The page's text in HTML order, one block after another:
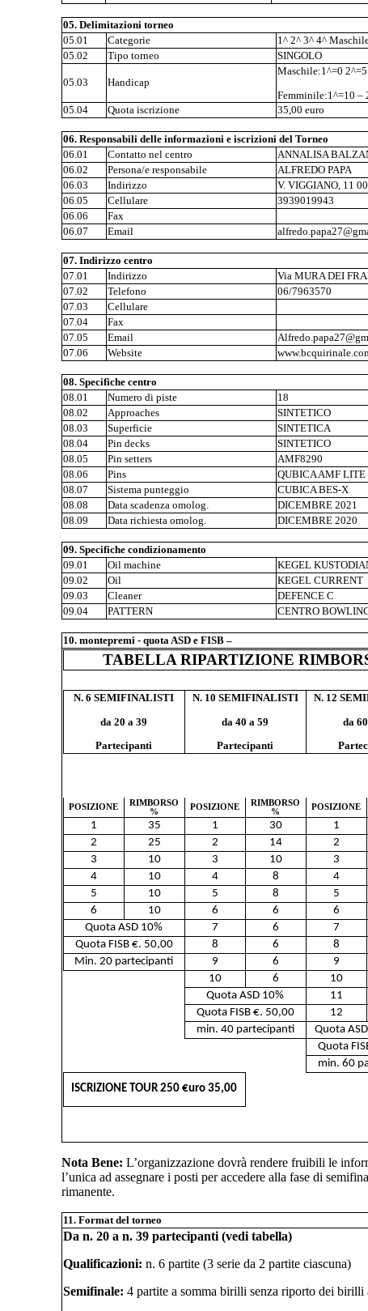
05. Delimitazioni torneo
05.01
Categorie
1^ 2^ 3^ 4^
05.02
Tipo torneo SINGOLO
05.03 Handicap
Maschile:1^=0
Femminile:1^=10 –
05.04
Quota iscrizione 35,00 euro
06. Responsabili delle informazioni e iscrizioni del Torneo
06.01
Contatto nel centro
ANNALISA
06.02
Persona/e responsabile
ALFREDO PAPA
06.03
Indirizzo
V. VIGGIANO, 11
06.05
Cellulare
3939019943
06.06
Fax
06.07
Email
07. Indirizzo centro
07.01
Indirizzo
Via MURA DEI
07.02
Telefono
06/7963570
07.03
Cellulare
07.04
Fax
07.05
Email
07.06
Website
08. Specifiche centro
08.01
Numero di piste
18
08.02
Approaches
SINTETICO
08.03
Superficie
SINTETICA
08.04
Pin decks
SINTETICO
08.05
Pin setters
AMF8290
08.06
Pins
QUBICA AMF LITE
08.07
Sistema punteggio
CUBICA BES-X
08.08
Data scadenza omolog.
DICEMBRE 2021
08.09
Data richiesta omolog. DICEMBRE 2020
09. Specifiche condizionamento
09.01
Oil machine
KEGEL
09.02
Oil
KEGEL CURRENT
09.03
Cleaner
DEFENCE C
09.04
PATTERN CENTRO
10. montepremi - quota ASD e FISB –
TABELLA RIPARTIZIONE
N. 6 SEMIFINALISTI
da 20 a 39
Partecipanti
N. 10 SEMIFINALISTI
da 40 a 59
Partecipanti
N. 12
da
POSIZIONE
RIMBORSO
%
POSIZIONE
RIMBORSO
%
POSIZIONE
1 35 1 30 1
2
25 2 14 2
3
10 3 10 3
4
10 4 8 4
5
10 5 8 5
6
10 6 6 6
Quota ASD 10%
7 6 7
Quota FISB €. 50,00
8 6 8
Min. 20 partecipanti
9 6 9
10
6 10
Quota ASD 10%
11
Quota FISB €. 50,00
12
min. 40 partecipanti
Quota
Quota
min. 60
ISCRIZIONE TOUR 250 €uro 35,00
Nota Bene: L’organizzazione dovrà rendere fruibili le
l’unica ad assegnare i posti per accedere alla fase di
rimanente.
11. Format del torneo
Da n. 20 a n. 39 partecipanti (vedi tabella)
Qualificazioni: n. 6 partite (3 serie da 2 partite ciascuna)
Semifinale: 4 partite a somma birilli senza riporto dei